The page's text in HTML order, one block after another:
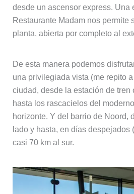
desde un ascensor express. Una
Restaurante Madam nos permite
planta, abierta por completo al
De esta manera podemos
una privilegiada vista (me repito
ciudad, desde la estación de tren
hasta los rascacielos del
horizonte. Y del barrio de Noord,
lado y hasta, en días despejados
casi 70 km al sur.